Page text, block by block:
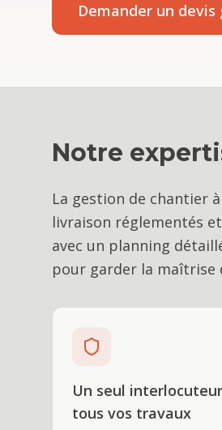
Demander un
Notre
La gestion de chantier
livraison réglementés
avec un planning
pour garder la maîtrise
Un seul
tous vos travaux